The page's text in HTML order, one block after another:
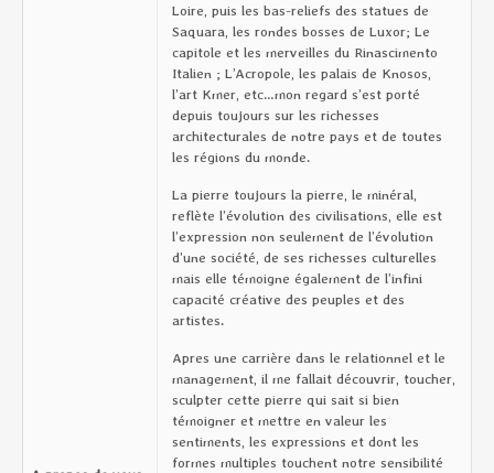
Loire, puis les bas-reliefs des statues de
Saquara, les rondes bosses de Luxor; Le
capitole et les merveilles du Rinascimento
Italien ; L’Acropole, les palais de Knosos,
l’art Kmer, etc…mon regard s’est porté
depuis toujours sur les richesses
architecturales de notre pays et de toutes
les régions du monde.
La pierre toujours la pierre, le minéral,
reflète l’évolution des civilisations, elle est
l’expression non seulement de l’évolution
d’une société, de ses richesses culturelles
mais elle témoigne également de l’infini
capacité créative des peuples et des
artistes.
Apres une carrière dans le relationnel et le
management, il me fallait découvrir, toucher,
sculpter cette pierre qui sait si bien
témoigner et mettre en valeur les
sentiments, les expressions et dont les
formes multiples touchent notre sensibilité